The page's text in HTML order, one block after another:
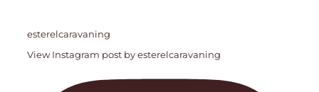
esterelcaravaning
View Instagram post by esterelcaravaning